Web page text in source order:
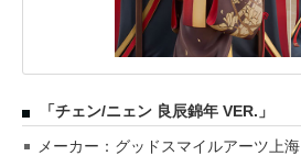
「チェン/ニェン 良辰錦年 VER.」
メーカー：グッドスマイルアーツ上海